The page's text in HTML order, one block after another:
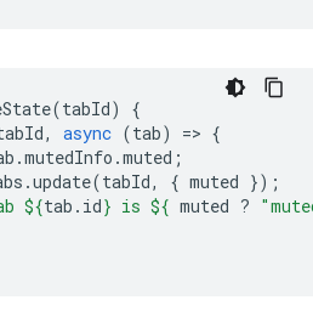
(tabId)
{
, async (tab) => {
.mutedInfo .muted ;
.update(tabId, { muted });
${tab . id} is ${ muted ?